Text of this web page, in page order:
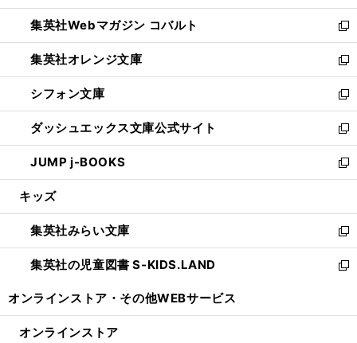
開
く
ウ
で
開
く
ン
ド
ウ
で
開
く
ウ
ィ
ン
ド
ウ
で
開
く
集英社Webマガジン コバルト
新
し
い
ウ
ィ
ン
ド
ウ
で
開
集英社オレンジ文庫
新
し
い
ウ
ィ
ン
ド
ウ
開
く
シフォン文庫
新
し
い
ウ
ィ
ン
ウ
で
開
く
ダッシュエックス文庫公式サイト
新
し
い
ウ
ン
ド
ウ
で
JUMP j-BOOKS
新
し
ウ
ィ
ン
ド
開
キッズ
集英社みらい文庫
新
し
い
ン
集英社の児童図書 S-KIDS.LAND
新
ウ
オンラインストア・ その他WEBサービス
オンラインストア